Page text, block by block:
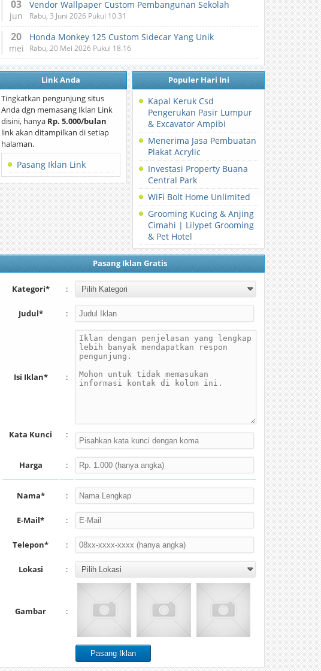
03
jun
Vendor Wallpaper Custom Pembangunan Sekolah
Rabu, 3 Juni 2026 Pukul 10.31
20
mei
Honda Monkey 125 Custom Sidecar Yang Unik
Rabu, 20 Mei 2026 Pukul 18.16
Link Anda
Tingkatkan pengunjung situs
Anda dgn memasang Iklan Link
disini, hanya Rp. 5.000/bulan
link akan ditampilkan di setiap
halaman.
Pasang Iklan Link
Populer Hari Ini
Kapal Keruk Csd
Pengerukan Pasir Lumpur
& Excavator Ampibi
Menerima Jasa Pembuatan
Plakat Acrylic
Investasi Property Buana
Central Park
WiFi Bolt Home Unlimited
Grooming Kucing & Anjing
Cimahi | Lilypet Grooming
& Pet Hotel
Pasang Iklan Gratis
Kategori* :
Judul* :
Isi Iklan* :
Kata Kunci :
Harga :
Nama* :
E-Mail* :
Telepon* :
Lokasi :
Gambar :